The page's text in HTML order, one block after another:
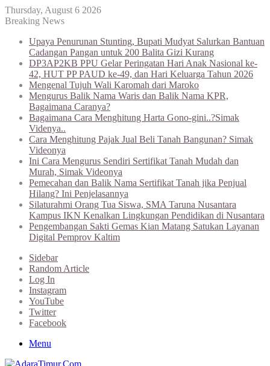
Thursday, August 6 2026
Breaking News
Upaya Penurunan Stunting, Bupati Mudyat Salurkan Bantuan
Cadangan Pangan untuk 200 Balita Gizi Kurang
DP3AP2KB PPU Gelar Peringatan Hari Anak Nasional ke-
42, HUT PP PAUD ke-49, dan Hari Keluarga Tahun 2026
Mengenal Tujuh Wali Karomah dari Maroko
Mengurus Balik Nama Waris dan Balik Nama KPR,
Bagaimana Caranya?
Bagaimana Cara Menghitung Harta Gono-gini..?Simak
Videnya..
Cara Menghitung Pajak Jual Beli Tanah Bangunan? Simak
Videonya
Ini Cara Mengurus Sendiri Sertifikat Tanah Mudah dan
Murah, Simak Videonya
Pemecahan dan Balik Nama Sertifikat Tanah jika Penjual
Hilang? Ini Penjelasannya
Silaturahmi Orang Tua Siswa, SMA Taruna Nusantara
Kampus IKN Kenalkan Lingkungan Pendidikan di Nusantara
Pengembangan Sakti Gemas Kian Matang Satukan Layanan
Digital Pemprov Kaltim
Sidebar
Random Article
Log In
Instagram
YouTube
Twitter
Facebook
Menu